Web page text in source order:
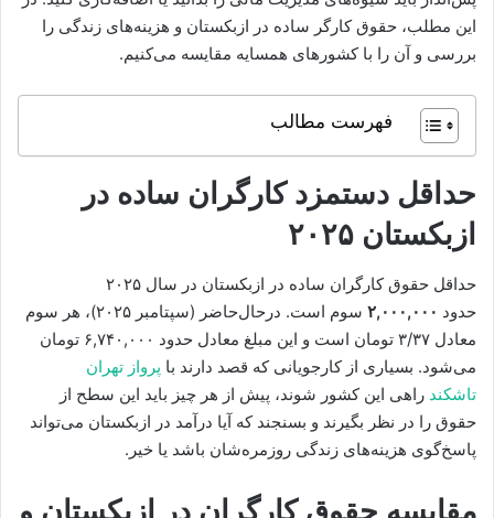
این مطلب، حقوق کارگر ساده در ازبکستان و هزینه‌های زندگی را
بررسی و آن را با کشورهای همسایه مقایسه می‌کنیم.
فهرست مطالب
حداقل دستمزد کارگران ساده در
ازبکستان ۲۰۲۵
حداقل حقوق کارگران ساده در ازبکستان در سال ۲۰۲۵
حدود ۲,۰۰۰,۰۰۰
سوم است. درحال‌حاضر (سپتامبر ۲۰۲۵)، هر سوم
معادل ۳/۳۷ تومان است و این مبلغ معادل حدود ۶,۷۴۰,۰۰۰ تومان
می‌شود. بسیاری از کارجویانی که قصد دارند با پرواز تهران
تاشکند راهی این کشور شوند، پیش از هر چیز باید این سطح از
حقوق را در نظر بگیرند و بسنجند که آیا درآمد در ازبکستان می‌تواند
پاسخ‌گوی هزینه‌های زندگی روزمره‌شان باشد یا خیر.
مقایسه حقوق کارگران در ازبکستان و